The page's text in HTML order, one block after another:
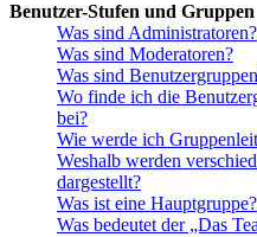
Benutzer-Stufen und Gruppen
Was sind Administratoren?
Was sind Moderatoren?
Was sind
Wo finde ich die
bei?
Wie werde ich
Weshalb werden
dargestellt?
Was ist eine Hauptgruppe?
Was bedeutet der „Das